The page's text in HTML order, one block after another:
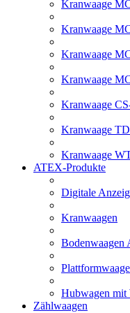
Kranwaage
Kranwaage
Kranwaage
Kranwaage
Kranwaage
Kranwaage
Kranwaage
ATEX-Produkte
Digitale
Kranwaagen
Bodenwaagen
Hubwagen mit
Zählwaagen